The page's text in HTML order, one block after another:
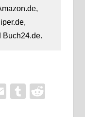
Buch24.de.
EmailTumblr